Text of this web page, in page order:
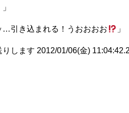
…引き込まれる！うおおおお 」
します 2012/01/06(金)